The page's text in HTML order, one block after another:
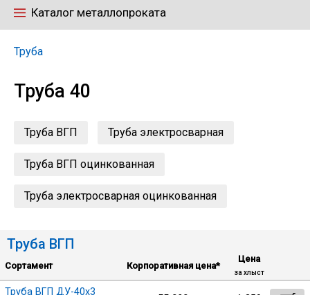
Каталог металлопроката
Труба
Лист
Уголок
Труба
Труба 40
Труба ВГП Труба электросварная
Труба ВГП оцинкованная
Труба электросварная оцинкованная
Труба ВГП
Сортамент Корпоративная цена*
Цена
за хлыст
Труба ВГП ДУ-40х3